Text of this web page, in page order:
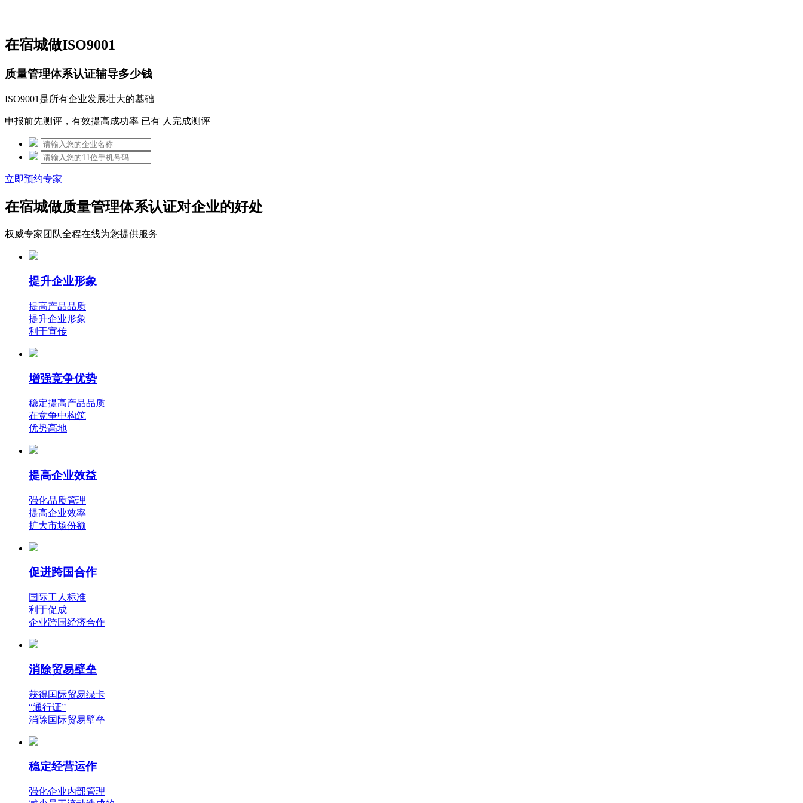
在宿城做ISO9001
质量管理体系认证辅导多少钱
ISO9001是所有企业发展壮大的基础
申报前先测评，有效提高成功率 已有 人完成测评
立即预约专家
在宿城做质量管理体系认证对企业的好处
权威专家团队全程在线为您提供服务
提升企业形象
提高产品品质
提升企业形象
利于宣传
增强竞争优势
稳定提高产品品质
在竞争中构筑
优势高地
提高企业效益
强化品质管理
提高企业效率
扩大市场份额
促进跨国合作
国际工人标准
利于促成
企业跨国经济合作
消除贸易壁垒
获得国际贸易绿卡
“通行证”
消除国际贸易壁垒
稳定经营运作
强化企业内部管理